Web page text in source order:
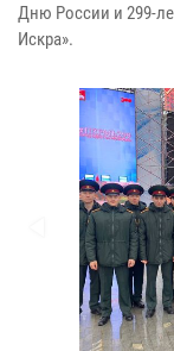
Дню России и 299-
Искра».